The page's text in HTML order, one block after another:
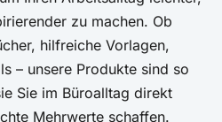
zu machen. Ob
hilfreiche Vorlagen,
– unsere Produkte sind so
Sie im Büroalltag direkt
Mehrwerte schaffen.